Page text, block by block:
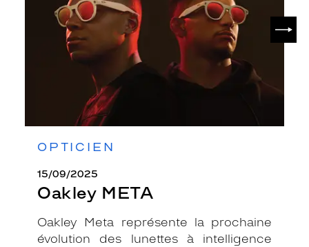
OPTICIEN
15/09/2025
Oakley META
Oakley Meta représente la prochaine
évolution des lunettes à intelligence